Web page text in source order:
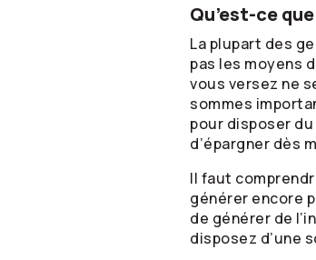
Qu’est-ce
La plupart des
pas les moyens
vous versez ne
sommes
pour disposer
d’épargner dès
Il faut
générer encore
de générer de
disposez d’une